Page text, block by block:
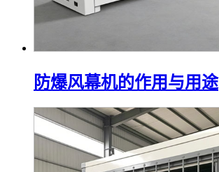
防爆风幕机的作用与用途